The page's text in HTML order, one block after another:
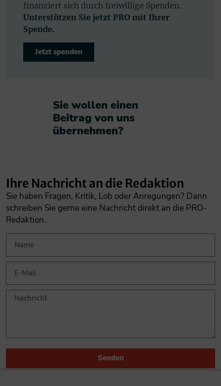
finanziert sich durch freiwillige Spenden.
Unterstützen Sie jetzt PRO mit Ihrer
Spende.
Jetzt spenden
Sie wollen einen
Beitrag von uns
übernehmen?​
Ihre Nachricht an die Redaktion
Sie haben Fragen, Kritik, Lob oder Anregungen? Dann
schreiben Sie gerne eine Nachricht direkt an die PRO-
Redaktion.
Senden